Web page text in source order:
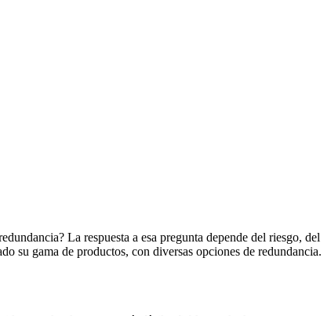
La respuesta a esa pregunta depende del riesgo, del
su gama de productos, con diversas opciones de redundancia.